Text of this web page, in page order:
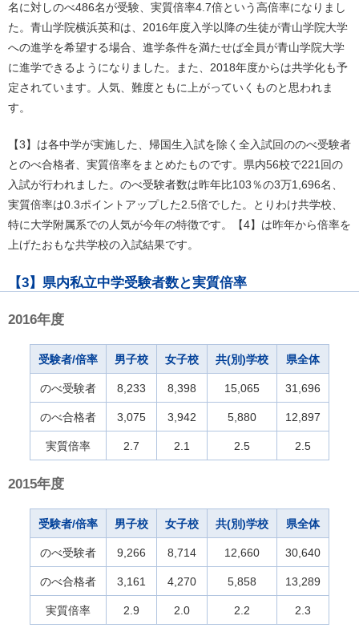
名に対しのべ486名が受験、実質倍率4.7倍という高倍率になりまし
た。青山学院横浜英和は、2016年度入学以降の生徒が青山学院大学
への進学を希望する場合、進学条件を満たせば全員が青山学院大学
に進学できるようになりました。また、2018年度からは共学化も予
定されています。人気、難度ともに上がっていくものと思われま
す。
【3】は各中学が実施した、帰国生入試を除く全入試回ののべ受験者
とのべ合格者、実質倍率をまとめたものです。県内56校で221回の
入試が行われました。のべ受験者数は昨年比103％の3万1,696名、
実質倍率は0.3ポイントアップした2.5倍でした。とりわけ共学校、
特に大学附属系での人気が今年の特徴です。【4】は昨年から倍率を
上げたおもな共学校の入試結果です。
【3】県内私立中学受験者数と実質倍率
2016年度
受験者/倍率 男子校 女子校 共(別)学校 県全体
のべ受験者 8,233 8,398 15,065 31,696
のべ合格者 3,075 3,942 5,880 12,897
実質倍率 2.7 2.1 2.5 2.5
2015年度
受験者/倍率 男子校 女子校 共(別)学校 県全体
のべ受験者 9,266 8,714 12,660 30,640
のべ合格者 3,161 4,270 5,858 13,289
実質倍率 2.9 2.0 2.2 2.3